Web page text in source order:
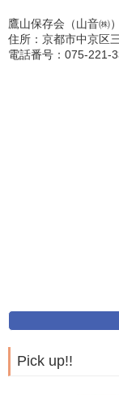
鷹山保存会（山音㈱）
住所：京都市中京区
電話番号：075-221-
Pick up!!